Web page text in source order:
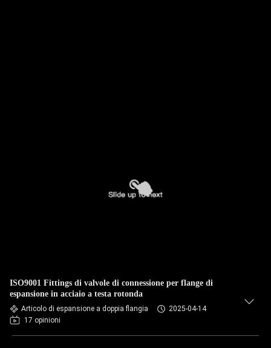
ISO9001 Fittings di valvole di connessione per flange di
espansione in acciaio a testa rotonda
Articolo di espansione a doppia flangia
2025-04-14
17 opinioni